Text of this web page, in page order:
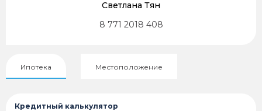
Светлана Тян
8 771 2018 408
Ипотека Местоположение
Кредитный калькулятор